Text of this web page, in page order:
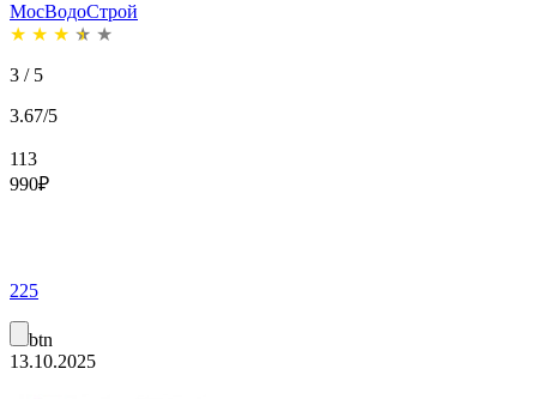
МосВодоСтрой
★ ★ ★ ★ ★
3 / 5
3.67/5
113
990₽
225
btn
13.10.2025